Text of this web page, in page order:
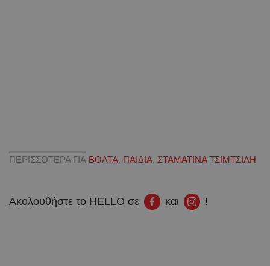
ΠΕΡΙΣΣΟΤΕΡΑ ΓΙΑ ΒΟΛΤΑ, ΠΑΙΔΙΑ, ΣΤΑΜΑΤΙΝΑ ΤΣΙΜΤΣΙΛΗ
Ακολουθήστε το HELLO σε και !